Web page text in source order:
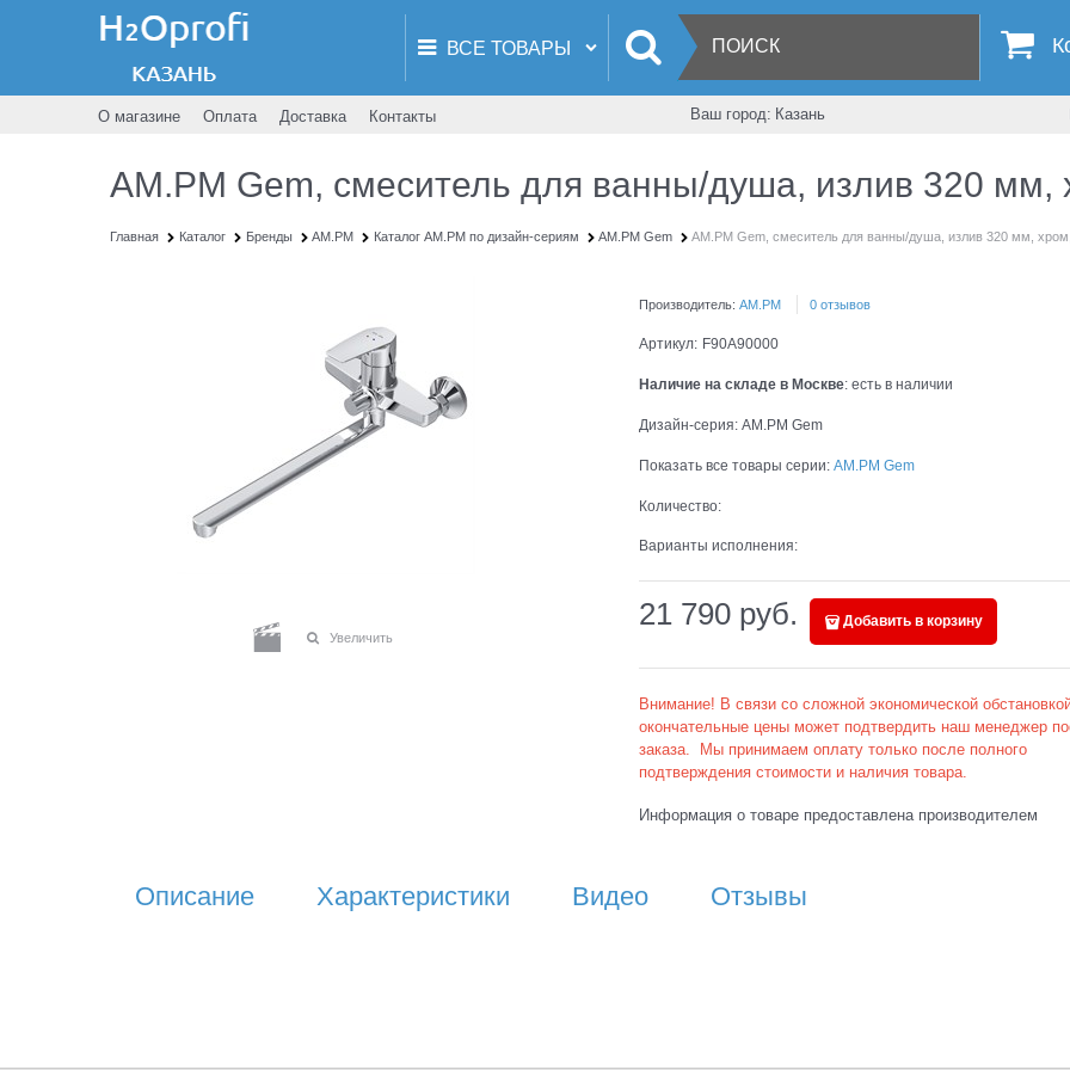
О магазине Оплата Доставка Контакты Ваш город: Казань
AM.PM Gem, смеситель для ванны/душа, излив 320 мм,
Главная Каталог Бренды AM.PM Каталог AM.PM по дизайн-сериям AM.PM Gem AM.PM Gem, смеситель для ванны/душа, излив 320 мм,
Увеличить
Производитель: AM.PM 0 отзывов
Артикул: F90A90000
Наличие на складе в Москве: есть в наличии
Дизайн-серия: AM.PM Gem
Показать все товары серии: AM.PM Gem
Количество:
Варианты исполнения:
21 790 руб. Добавить в корзину
Внимание! В связи со сложной экономической
окончательные цены может подтвердить наш менеджер
заказа. Мы принимаем оплату только после полного
подтверждения стоимости и наличия товара.
Информация о товаре предоставлена производителем
Описание Характеристики Видео Отзывы